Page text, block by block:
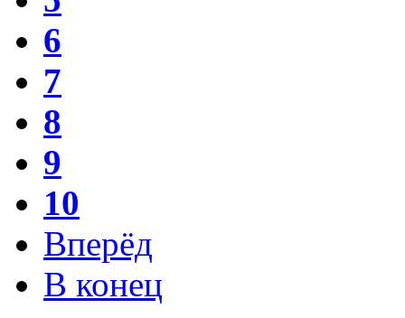
6
7
8
9
10
Вперёд
В конец